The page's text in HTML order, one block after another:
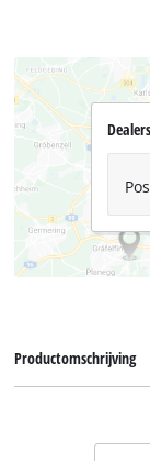
Productomschrijving